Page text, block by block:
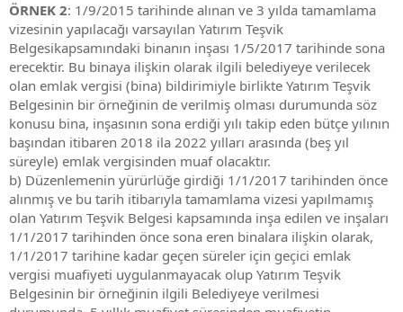
ÖRNEK 2: 1/9/2015 tarihinde alınan ve 3 yılda tamamlama
vizesinin yapılacağı varsayılan Yatırım Teşvik
Belgesikapsamındaki binanın inşası 1/5/2017 tarihinde sona
erecektir. Bu binaya ilişkin olarak ilgili belediyeye verilecek
olan emlak vergisi (bina) bildirimiyle birlikte Yatırım Teşvik
Belgesinin bir örneğinin de verilmiş olması durumunda söz
konusu bina, inşasının sona erdiği yılı takip eden bütçe yılının
başından itibaren 2018 ila 2022 yılları arasında (beş yıl
süreyle) emlak vergisinden muaf olacaktır.
b) Düzenlemenin yürürlüğe girdiği 1/1/2017 tarihinden önce
alınmış ve bu tarih itibarıyla tamamlama vizesi yapılmamış
olan Yatırım Teşvik Belgesi kapsamında inşa edilen ve inşaları
1/1/2017 tarihinden önce sona eren binalara ilişkin olarak,
1/1/2017 tarihine kadar geçen süreler için geçici emlak
vergisi muafiyeti uygulanmayacak olup Yatırım Teşvik
Belgesinin bir örneğinin ilgili Belediyeye verilmesi